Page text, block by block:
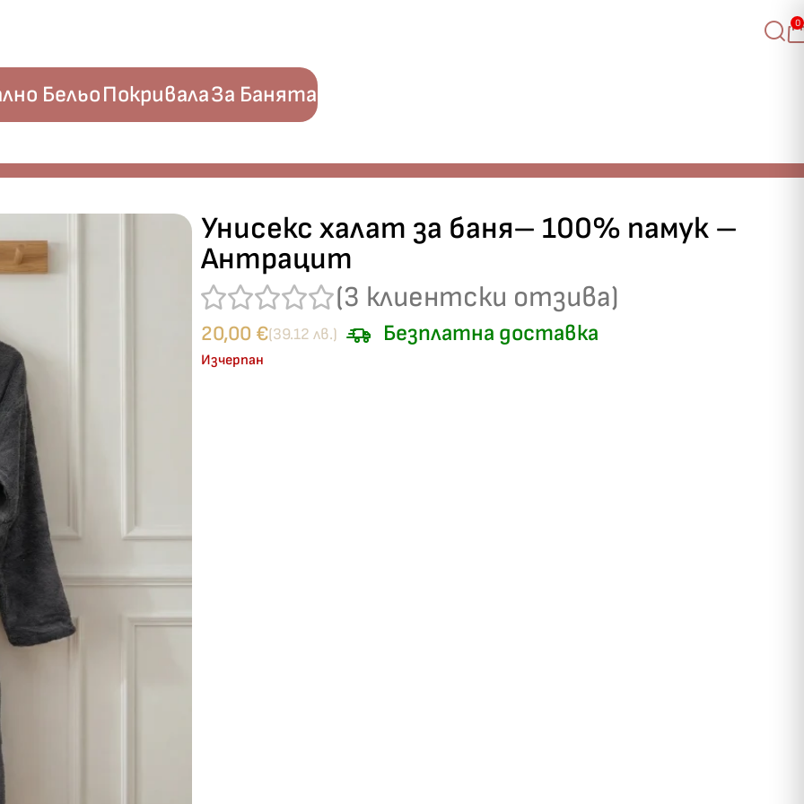
0
БельоПокривалаЗа Банята
Унисекс халат за баня– 100% памук –
Антрацит
(3 клиентски отзива)
20,00 €(39.12 лв.) Безплатна доставка
Изчерпан